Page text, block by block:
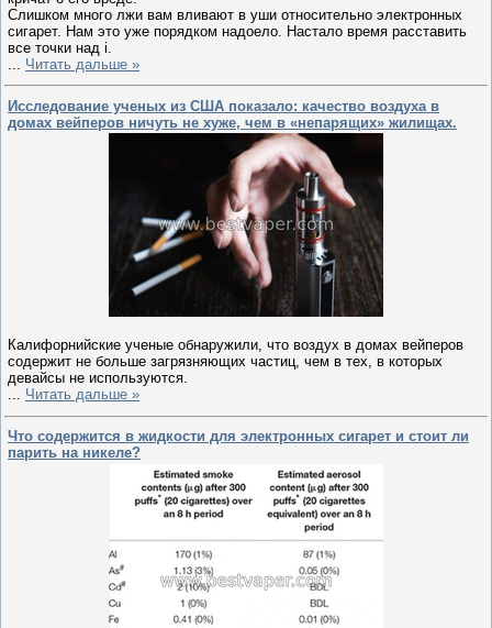
Слишком много лжи вам вливают в уши относительно электронных
сигарет. Нам это уже порядком надоело. Настало время расставить
все точки над i.
Читать дальше »
Исследование ученых из США показало: качество воздуха в
домах вейперов ничуть не хуже, чем в «непарящих» жилищах.
Калифорнийские ученые обнаружили, что воздух в домах вейперов
содержит не больше загрязняющих частиц, чем в тех, в которых
девайсы не используются.
... Читать дальше »
Что содержится в жидкости для электронных сигарет и стоит ли
парить на никеле?